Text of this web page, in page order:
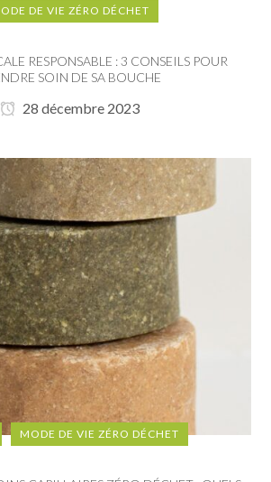
DE VIE ZÉRO DÉCHET
RESPONSABLE : 3 CONSEILS POUR
SOIN DE SA BOUCHE
28 décembre 2023
MODE DE VIE ZÉRO DÉCHET